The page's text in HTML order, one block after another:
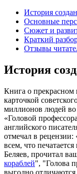
История
Основные
Сюжет и
Краткий
Отзывы
История
Книга о
карточкой
миллионов людей во
«Головой
английского
отмечал в рецензии:
всем, что
Беляев, прочитал
кораблей", "Голова
выгодно